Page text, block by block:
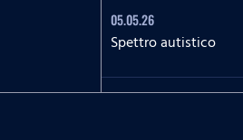
05.05.26
Spettro autistico